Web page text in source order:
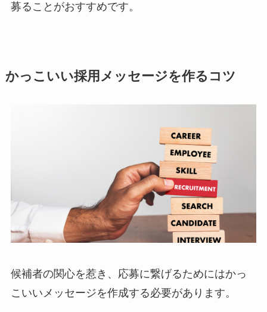
募ることがおすすめです。
かっこいい採用メッセージを作るコツ
候補者の関心を惹き、応募に繋げるためにはかっ
こいいメッセージを作成する必要があります。